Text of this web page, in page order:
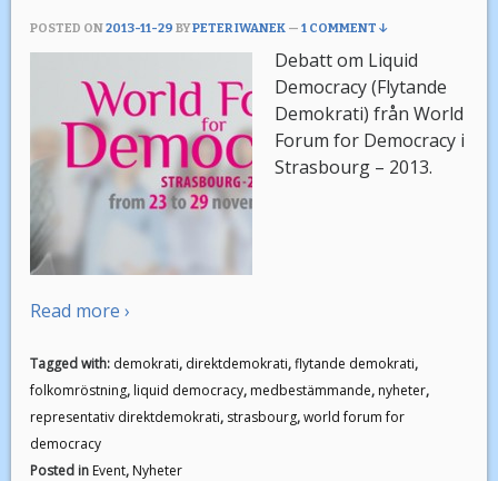
POSTED ON2013-11-29 BYPETER IWANEK — 1 COMMENT ↓
Debatt om Liquid
Democracy (Flytande
Demokrati) från World
Forum for Democracy i
Strasbourg – 2013.
Read more ›
Tagged with: demokrati, direktdemokrati,flytande demokrati,
folkomröstning, liquid democracy, medbestämmande, nyheter,
representativ direktdemokrati, strasbourg,world forum for
democracy
Posted in Event, Nyheter